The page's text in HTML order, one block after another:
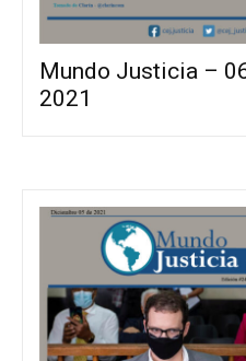
Mundo Justicia –
2021